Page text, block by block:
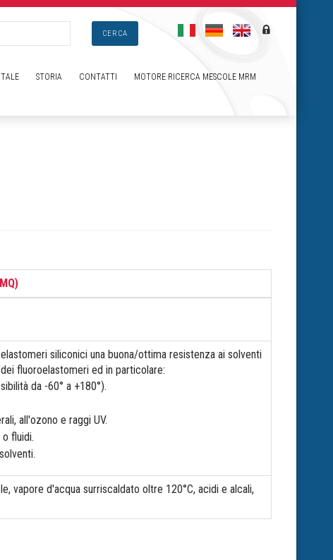
CERCA
STORIA CONTATTI MOTORE RICERCA MESCOLE MRM
siliconici una buona/ottima resistenza ai solventi
fluoroelastomeri ed in particolare:
da -60° a +180°).
all'ozono e raggi UV.
fluidi.
vapore d'acqua surriscaldato oltre 120°C, acidi e alcali,